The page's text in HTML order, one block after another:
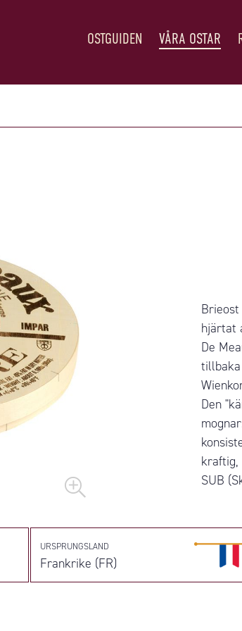
OSTGUIDEN VÅRA OSTAR
hjärtat
De
Den
kraftig,
SUB
URSPRUNGSLAND
Frankrike (FR)